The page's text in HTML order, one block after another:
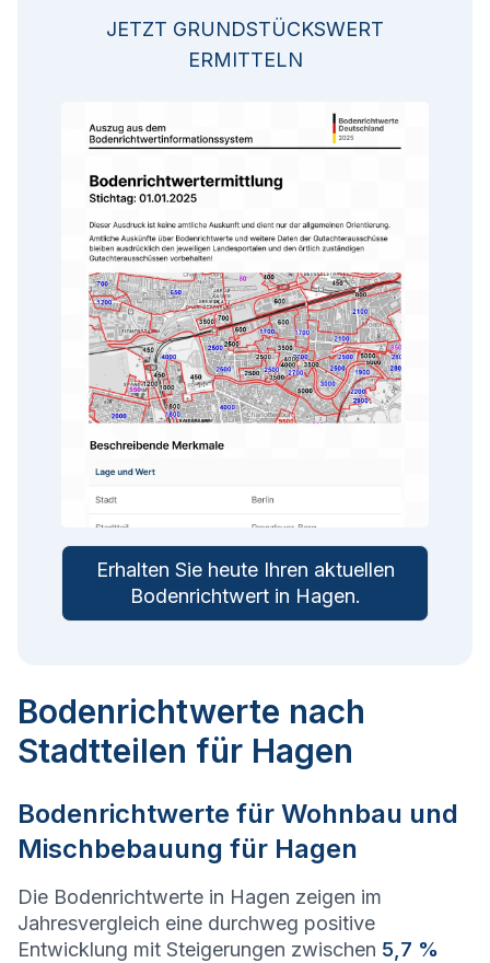
JETZT GRUNDSTÜCKSWERT
ERMITTELN
Erhalten Sie heute Ihren aktuellen
Bodenrichtwert in Hagen.
Bodenrichtwerte nach
Stadtteilen für Hagen
Bodenrichtwerte für Wohnbau und
Mischbebauung für Hagen
Die Bodenrichtwerte in Hagen zeigen im
Jahresvergleich eine durchweg positive
Entwicklung mit Steigerungen zwischen 5,7 %